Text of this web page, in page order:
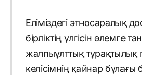
Еліміздегі этносаралық
бірліктің үлгісін әлемге
жалпыұлттық тұрақтылық
келісімнің қайнар бұлағы